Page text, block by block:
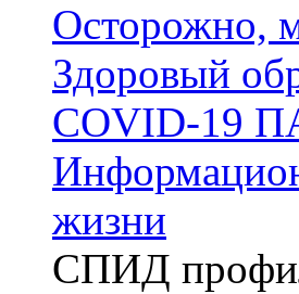
Осторожно,
Здоровый
COVID-19
жизни
СПИД